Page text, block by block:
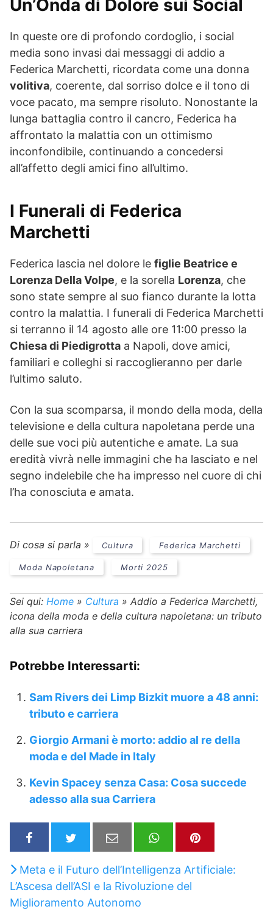
Un’Onda di Dolore sui Social
In queste ore di profondo cordoglio, i social
media sono invasi dai messaggi di addio a
Federica Marchetti, ricordata come una donna
volitiva, coerente, dal sorriso dolce e il tono di
voce pacato, ma sempre risoluto. Nonostante la
lunga battaglia contro il cancro, Federica ha
affrontato la malattia con un ottimismo
inconfondibile, continuando a concedersi
all’affetto degli amici fino all’ultimo.
I Funerali di Federica
Marchetti
Federica lascia nel dolore le figlie Beatrice e
Lorenza Della Volpe, e la sorella Lorenza, che
sono state sempre al suo fianco durante la lotta
contro la malattia. I funerali di Federica Marchetti
si terranno il 14 agosto alle ore 11:00 presso la
Chiesa di Piedigrotta a Napoli, dove amici,
familiari e colleghi si raccoglieranno per darle
l’ultimo saluto.
Con la sua scomparsa, il mondo della moda, della
televisione e della cultura napoletana perde una
delle sue voci più autentiche e amate. La sua
eredità vivrà nelle immagini che ha lasciato e nel
segno indelebile che ha impresso nel cuore di chi
l’ha conosciuta e amata.
Di cosa si parla » Cultura Federica Marchetti
Moda Napoletana Morti 2025
Sei qui: Home » Cultura » Addio a Federica Marchetti,
icona della moda e della cultura napoletana: un tributo
alla sua carriera
Potrebbe Interessarti:
Sam Rivers dei Limp Bizkit muore a 48 anni:
tributo e carriera
Giorgio Armani è morto: addio al re della
moda e del Made in Italy
Kevin Spacey senza Casa: Cosa succede
adesso alla sua Carriera
Meta e il Futuro dell’Intelligenza Artificiale:
L’Ascesa dell’ASI e la Rivoluzione del
Miglioramento Autonomo